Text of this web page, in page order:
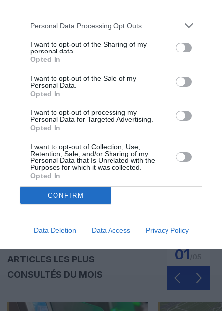
Personal Data Processing Opt Outs
I want to opt-out of the Sharing of my
personal data.
Opted In
I want to opt-out of the Sale of my
Personal Data.
Opted In
I want to opt-out of processing my
Personal Data for Targeted Advertising.
Opted In
I want to opt-out of Collection, Use,
Retention, Sale, and/or Sharing of my
Personal Data that Is Unrelated with the
Purposes for which it was collected.
Opted In
CONFIRM
Data Deletion Data Access Privacy Policy
diplomatique
PUBLICITÉ
MASQUÉE
RÉSERVÉ
ARTICLES LES PLUS
CONSULTÉS DU MOIS
01